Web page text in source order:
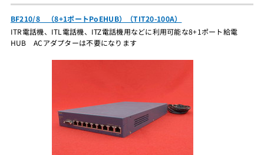
BF210/8 （8+1ポートPoEHUB）（TIT20-100A）
ITR電話機、ITL電話機、ITZ電話機用などに利用可能な8+1ポート給電
HUB ACアダプターは不要になります